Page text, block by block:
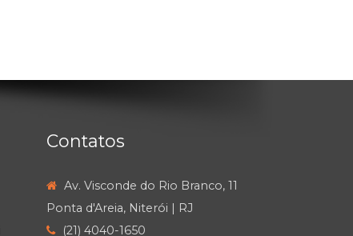
Contatos
Av. Visconde do Rio Branco, 11
Ponta d'Areia, Niterói | RJ
(21) 4040-1650